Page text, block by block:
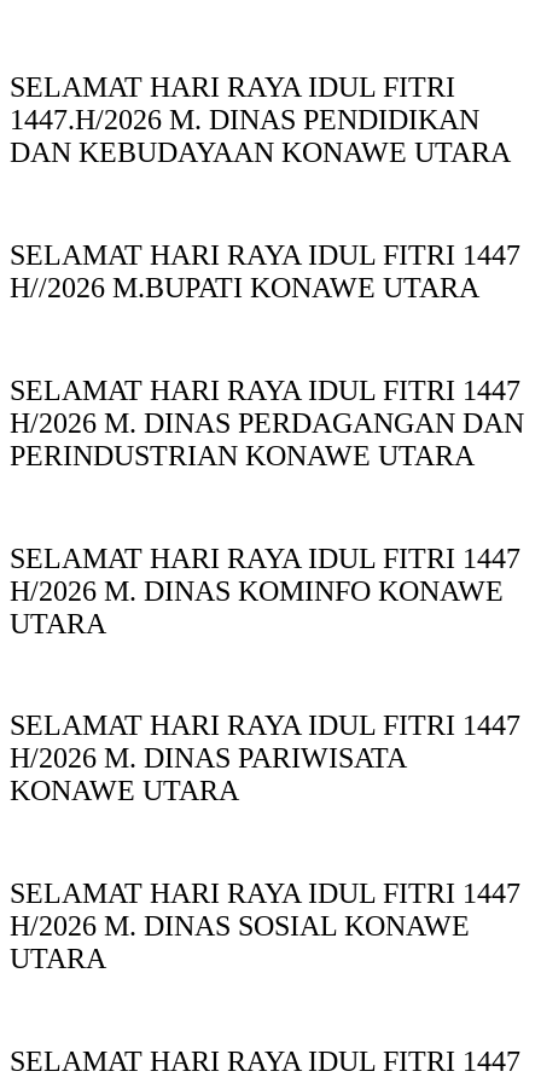
SELAMAT HARI RAYA IDUL FITRI
1447.H/2026 M. DINAS PENDIDIKAN
DAN KEBUDAYAAN KONAWE UTARA
SELAMAT HARI RAYA IDUL FITRI 1447
H//2026 M.BUPATI KONAWE UTARA
SELAMAT HARI RAYA IDUL FITRI 1447
H/2026 M. DINAS PERDAGANGAN DAN
PERINDUSTRIAN KONAWE UTARA
SELAMAT HARI RAYA IDUL FITRI 1447
H/2026 M. DINAS KOMINFO KONAWE
UTARA
SELAMAT HARI RAYA IDUL FITRI 1447
H/2026 M. DINAS PARIWISATA
KONAWE UTARA
SELAMAT HARI RAYA IDUL FITRI 1447
H/2026 M. DINAS SOSIAL KONAWE
UTARA
SELAMAT HARI RAYA IDUL FITRI 1447